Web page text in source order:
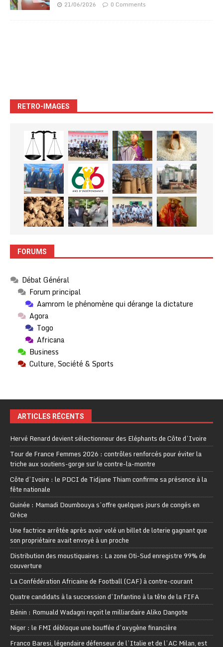
21/06/2026 0 Comments
RETRO-IMAGES
FORUMS
Débat Général
Forum principal
Aamrom le phénomène qui dérange la dictature
Agora
Togo
Africana
Business
Culture, Société & Sports
ARTICLES RÉCENTS
Hervé Renard devient sélectionneur des Eléphants de Côte d’Ivoire
Tour de France Femmes 2026 : contrôles renforcés pour éviter la
triche aux soutiens-gorge sur le contre-la-montre
Côte d’Ivoire : le PDCI de Tidjane Thiam confirme sa présence à la
fête nationale
Guinée : Mamadi Doumbouya s’offre quelques jours de congés en
Grèce
Une factrice arrêtée après avoir volé un billet de loterie gagnant que
son propriétaire avait envoyé à un proche
Distribution des moustiquaires : La zone Oti-Sud enregistre 99% de
couverture
La Confédération Africaine de Football (CAF) à contre-courant
Quatre candidats à la succession d’Infantino à la tête de la FIFA
Bénin : Romuald Wadagni reçoit le milliardaire Aliko Dangote
Niger : le FMI débloque une bouffée d’oxygène financière
Franco Baresi, légendaire défenseur de l’Italie et de l’AC Milan, est